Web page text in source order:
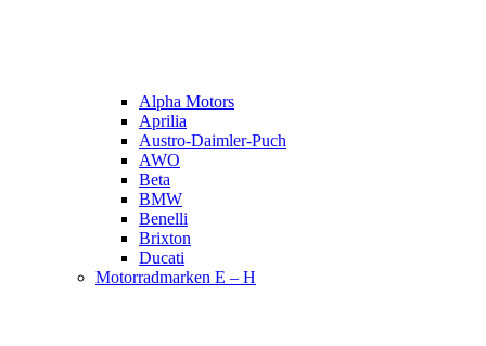
Alpha Motors
Aprilia
Austro-Daimler-Puch
AWO
Beta
BMW
Benelli
Brixton
Ducati
Motorradmarken E – H